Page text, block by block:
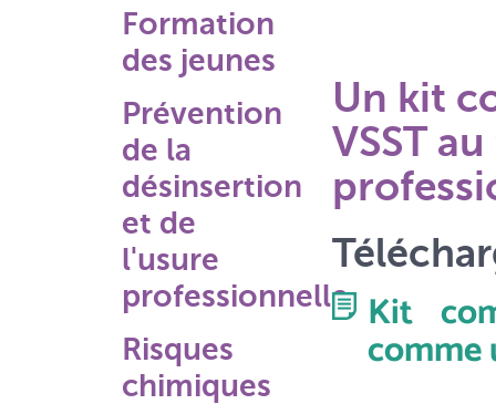
Formation
des jeunes
Prévention
de la
désinsertion
et de
l'usure
professionnelle
Risques
chimiques
Un kit
VSST
Kit
comme